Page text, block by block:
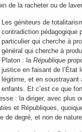
de la racheter ou de
Les géniteurs de
contradiction pédagogique
particulier qui cherche à
général qui cherche à
Platon : laRépublique
justice en faisant de l’État
légitime, et en soustrayant
enfants. Et c’est ce que
: la diriger, avec plus
et Républiques,
de degré, et non de